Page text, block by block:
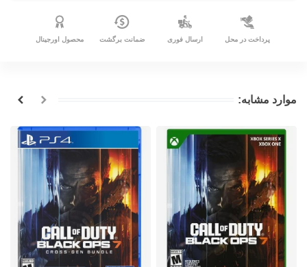
پرداخت در محل ارسال فوری ضمانت برگشت محصول اورجینال
موارد مشابه: